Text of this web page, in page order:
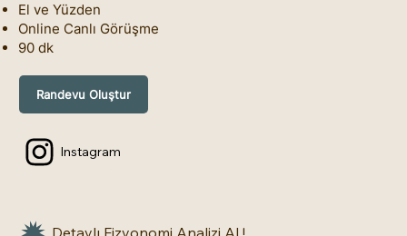
El ve Yüzden
Online Canlı Görüşme
90 dk
Randevu Oluştur
Instagram